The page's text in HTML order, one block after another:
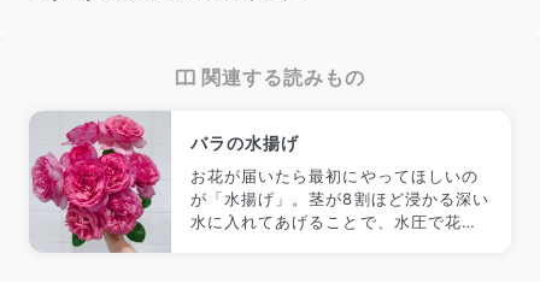
関連する読みもの
バラの水揚げ
お花が届いたら最初にやってほしいの
が「水揚げ」。茎が8割ほど浸かる深い
水に入れてあげることで、水圧で花に